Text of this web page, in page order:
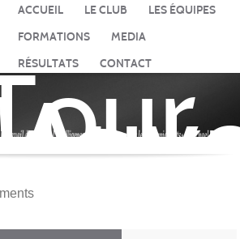
ACCUEIL LE CLUB
LES ÉQUIPES
FORMATIONS
MEDIA
RÉSULTATS
CONTACT
cookies